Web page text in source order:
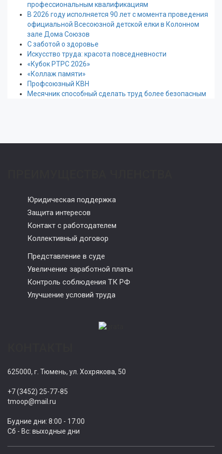
профессиональным квалификациям
В 2026 году исполняется 90 лет с момента проведения
официальной Всесоюзной детской елки в Колонном
зале Дома Союзов
С заботой о здоровье
Искусство труда: красота повседневности
«Кубок РТРС 2026»
«Коллаж памяти»
Профсоюзный КВН
Месячник способный сделать труд более безопасным
Юридическая поддержка
Защита интересов
Контакт с работодателем
Коллективный договор
Представление в суде
Увеличение заработной платы
Контроль соблюдения ТК РФ
Улучшение условий труда
625000, г. Тюмень, ул. Хохрякова, 50
+7 (3452) 25-77-85
tmoop@mail.ru
Будние дни: 8:00 - 17:00
Сб - Вс: выходные дни